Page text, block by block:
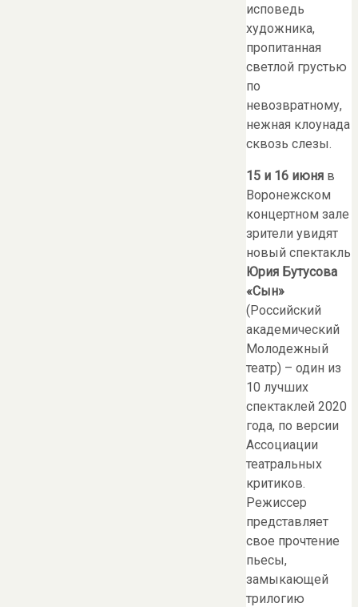
исповедь
художника,
пропитанная
светлой грустью
по
невозвратному,
нежная клоунада
сквозь слезы.
15 и 16 июня в
Воронежском
концертном зале
зрители увидят
новый спектакль
Юрия Бутусова
«Сын»
(Российский
академический
Молодежный
театр) – один из
10 лучших
спектаклей 2020
года, по версии
Ассоциации
театральных
критиков.
Режиссер
представляет
свое прочтение
пьесы,
замыкающей
трилогию